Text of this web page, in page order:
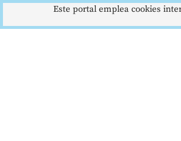
Este portal emplea cookies